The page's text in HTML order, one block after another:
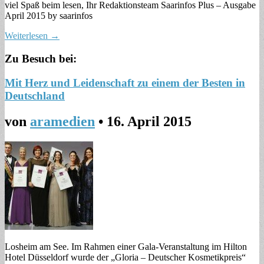
viel Spaß beim lesen, Ihr Redaktionsteam Saarinfos Plus – Ausgabe
April 2015 by saarinfos
Weiterlesen →
Zu Besuch bei:
Mit Herz und Leidenschaft zu einem der Besten in
Deutschland
von aramedien • 16. April 2015
Losheim am See. Im Rahmen einer Gala-Veranstaltung im Hilton
Hotel Düsseldorf wurde der „Gloria – Deutscher Kosmetikpreis“